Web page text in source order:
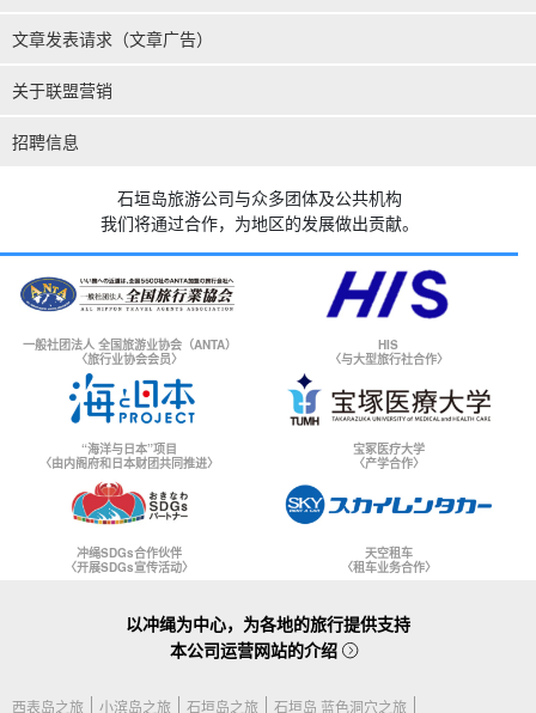
文章发表请求（文章广告）
关于联盟营销
招聘信息
石垣岛旅游公司与众多团体及公共机构
我们将通过合作，为地区的发展做出贡献。
一般社团法人 全国旅游业协会（ANTA）
〈旅行业协会会员〉
HIS
〈与大型旅行社合作〉
“海洋与日本”项目
〈由内阁府和日本财团共同推进〉
宝冢医疗大学
〈产学合作〉
冲绳SDGs合作伙伴
〈开展SDGs宣传活动〉
天空租车
〈租车业务合作〉
以冲绳为中心，为各地的旅行提供支持
本公司运营网站的介绍
西表岛之旅 小滨岛之旅 石垣岛之旅 石垣岛 蓝色洞穴之旅